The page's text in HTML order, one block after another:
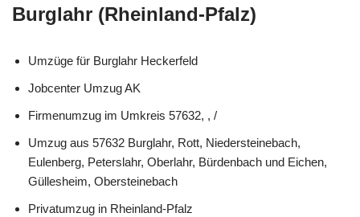
Burglahr (Rheinland-Pfalz)
Umzüge für Burglahr Heckerfeld
Jobcenter Umzug AK
Firmenumzug im Umkreis 57632, , /
Umzug aus 57632 Burglahr, Rott, Niedersteinebach,
Eulenberg, Peterslahr, Oberlahr, Bürdenbach und Eichen,
Güllesheim, Obersteinebach
Privatumzug in Rheinland-Pfalz